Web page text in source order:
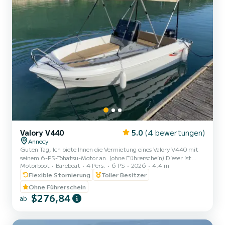
Valory V440 5.0 (4 bewertungen)
Annecy
Guten Tag, Ich biete Ihnen die Vermietung eines Valory V440 mit
seinem 6-PS-Tohatsu-Motor an. (ohne Führerschein) Dieser ist
ideal für einen Tag mit der Familie oder Freunden, um unseren
wunderschönen See zu genießen. Für bis zu 4 Personen zugelassen,
Badeleiter, Bluetooth-Station, Sonnendach... Rettungswesten für
Erwachsene und Kinder ab 3 kg. Sicherheitsausrüstung nach Norm.
Zeitfenster: - Morgens von 9.30 Uhr bis 13.30 Uhr oder
Motorboot Bareboat 4 Pers. 6 PS 2026
4.4 m
Flexible Stornierung
Toller Besitzer
Ohne Führerschein
ab $276,84